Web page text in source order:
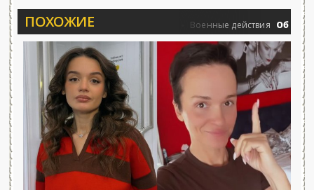
ПОХОЖИЕ
25.06.2026 - «Новости»... Военные действия Об